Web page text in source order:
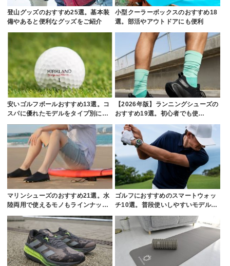
登山グッズのおすすめ25選。基本装
備やあると便利なグッズをご紹介
小型クーラーボックスのおすすめ18
選。部活やアウトドアにも便利
安いゴルフボールおすすめ13選。コ
スパに優れたモデルをタイプ別に…
【2026年版】ランニングシューズの
おすすめ19選。初心者でも使…
マリンシューズのおすすめ21選。水
陸両用で使えるモノもラインナッ…
ゴルフにおすすめのスマートウォッ
チ10選。普段使いしやすいモデル…